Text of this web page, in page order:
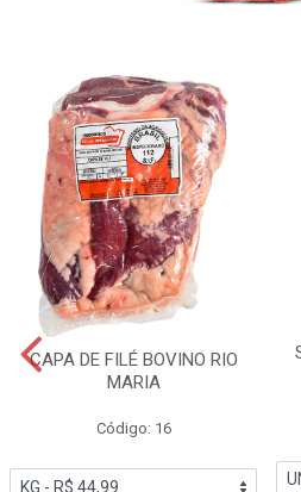
CAPA DE FILÉ BOVINO RIO
MARIA
Código: 16